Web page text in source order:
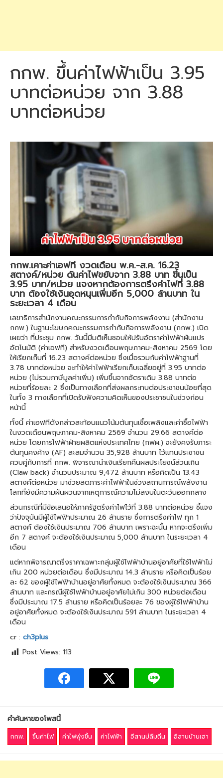
กกพ. ขึ้นค่าไฟฟ้าเป็น 3.95
บาทต่อหน่วย จาก 3.88
บาทต่อหน่วย
กกพ.เคาะค่าเอฟที งวดเดือน พ.ค.-ส.ค. 16.23
สตางค์/หน่วย ดันค่าไฟขยับจาก 3.88 บาท ขึ้นเป็น
3.95 บาท/หน่วย แจงหากต้องการตรึงค่าไฟที่ 3.88
บาท ต้องใช้เงินอุดหนุนเพิ่มอีก 5,000 ล้านบาท ใน
ระยะเวลา 4 เดือน
เลขาธิการสำนักงานคณะกรรมการกำกับกิจการพลังงาน (สำนักงาน
กกพ.) ในฐานะโฆษกคณะกรรมการกำกับกิจการพลังงาน (กกพ.) เปิด
เผยว่า ที่ประชุม กกพ. วันนี้มีมติเห็นชอบให้ปรับอัตราค่าไฟฟ้าผันแปร
อัตโนมัติ (ค่าเอฟที) สำหรับงวดเดือนพฤษภาคม-สิงหาคม 2569 โดย
ให้เรียกเก็บที่ 16.23 สตางค์ต่อหน่วย ซึ่งเมื่อรวมกับค่าไฟฟ้าฐานที่
3.78 บาทต่อหน่วย จะทำให้ค่าไฟฟ้าเรียกเก็บเฉลี่ยอยู่ที่ 3.95 บาทต่อ
หน่วย (ไม่รวมภาษีมูลค่าเพิ่ม) เพิ่มขึ้นจากอัตราเดิม 3.88 บาทต่อ
หน่วยที่ร้อยละ 2 ซึ่งเป็นทางเลือกที่ส่งผลกระทบต่อประชาชนน้อยที่สุด
ในทั้ง 3 ทางเลือกที่เปิดรับฟังความคิดเห็นของประชาชนในช่วงก่อน
หน้านี้
ทั้งนี้ ค่าเอฟทีดังกล่าวสะท้อนแนวโน้มต้นทุนเชื้อเพลิงและค่าซื้อไฟฟ้า
ในงวดเดือนพฤษภาคม-สิงหาคม 2569 จำนวน 29.66 สตางค์ต่อ
หน่วย โดยการไฟฟ้าฝ่ายผลิตแห่งประเทศไทย (กฟผ.) จะยังคงรับภาระ
ต้นทุนคงค้าง (AF) สะสมจำนวน 35,928 ล้านบาท ไว้แทนประชาชน
ควบคู่กับการที่ กกพ. พิจารณานำเงินเรียกคืนผลประโยชน์ส่วนเกิน
(Claw back) จำนวนประมาณ 9,472 ล้านบาท หรือคิดเป็น 13.43
สตางค์ต่อหน่วย มาช่วยลดภาระค่าไฟฟ้าในช่วงสถานการณ์พลังงาน
โลกที่ยังมีความผันผวนจากเหตุการณ์ความไม่สงบในตะวันออกกลาง
ส่วนกรณีที่มีข้อเสนอให้ภาครัฐตรึงค่าไฟไว้ที่ 3.88 บาทต่อหน่วย ชี้แจง
ว่าปัจจุบันมีผู้ใช้ไฟฟ้าประมาณ 26 ล้านราย ซึ่งการตรึงค่าไฟ ทุก 1
สตางค์ ต้องใช้เงินประมาณ 706 ล้านบาท เพราะฉะนั้น หากจะตรึงเพิ่ม
อีก 7 สตางค์ จะต้องใช้เงินประมาณ 5,000 ล้านบาท ในระยะเวลา 4
เดือน
แต่หากพิจารณาตรึงราคาเฉพาะกลุ่มผู้ใช้ไฟฟ้าบ้านอยู่อาศัยที่ใช้ไฟฟ้าไม่
เกิน 200 หน่วยต่อเดือน ซึ่งมีประมาณ 14.3 ล้านราย หรือคิดเป็นร้อย
ละ 62 ของผู้ใช้ไฟฟ้าบ้านอยู่อาศัยทั้งหมด จะต้องใช้เงินประมาณ 366
ล้านบาท และกรณีผู้ใช้ไฟฟ้าบ้านอยู่อาศัยไม่เกิน 300 หน่วยต่อเดือน
ซึ่งมีประมาณ 17.5 ล้านราย หรือคิดเป็นร้อยละ 76 ของผู้ใช้ไฟฟ้าบ้าน
อยู่อาศัยทั้งหมด จะต้องใช้เงินประมาณ 591 ล้านบาท ในระยะเวลา 4
เดือน
cr : ch3plus
Post Views: 113
คำค้นหาของโพสนี้
กกพ. ขึ้นค่าไฟ ค่าไฟพุ่งขึ้น ค่าไฟฟ้า อีสานบ่ลืมถิ่น อีสานบ้านเฮา